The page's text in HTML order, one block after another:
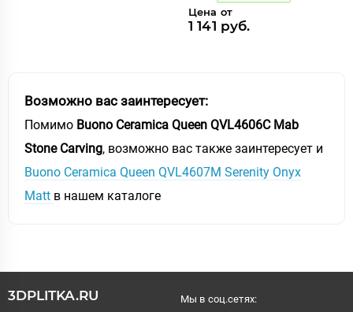
Цена от
1 141 руб.
Возможно вас заинтересует:
Помимо Buono Ceramica Queen QVL4606C Mab
Stone Carving, возможно вас также заинтересует и
Buono Ceramica Queen QVL4607M Serenity Onyx
Matt в нашем каталоге
3DPLITKA.RU Мы в соц.сетях: